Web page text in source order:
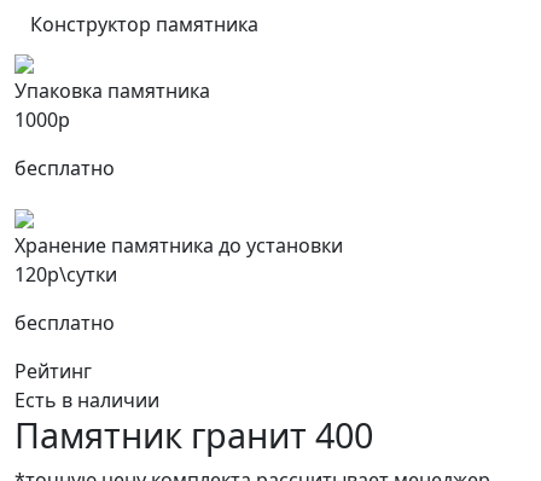
Конструктор памятника
Упаковка памятника
1000р
бесплатно
Хранение памятника до установки
120р\сутки
бесплатно
Рейтинг
Есть в наличии
Памятник гранит 400